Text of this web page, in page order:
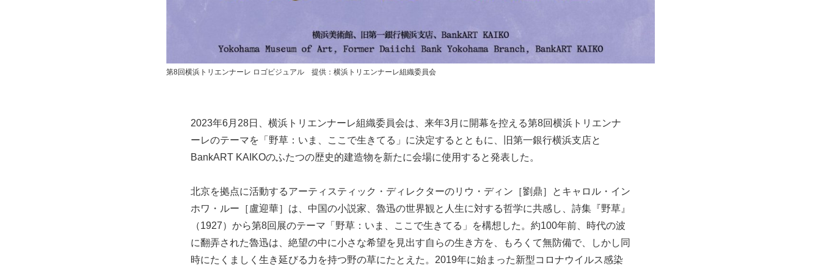
第8回横浜トリエンナーレ ロゴビジュアル 提供：横浜トリエンナーレ組織委員会
2023年6月28日、横浜トリエンナーレ組織委員会は、来年3月に開幕を控える第8回横浜トリエンナ
ーレのテーマを「野草：いま、ここで⽣きてる」に決定するとともに、旧第一銀行横浜支店と
BankART KAIKOのふたつの歴史的建造物を新たに会場に使用すると発表した。
北京を拠点に活動するアーティスティック・ディレクターのリウ・ディン［劉⿍］とキャロル・イン
ホワ・ルー［盧迎華］は、中国の小説家、魯迅の世界観と⼈⽣に対する哲学に共感し、詩集『野草』
（1927）から第8回展のテーマ「野草：いま、ここで⽣きてる」を構想した。約100年前、時代の波
に翻弄された魯迅は、絶望の中に⼩さな希望を⾒出す⾃らの⽣き⽅を、もろくて無防備で、しかし同
時にたくましく⽣き延びる⼒を持つ野の草にたとえた。2019年に始まった新型コロナウイルス感染